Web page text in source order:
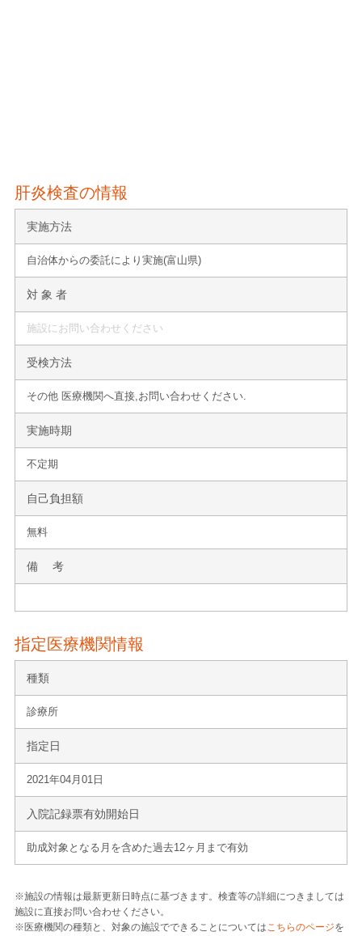
肝炎検査の情報
実施方法
自治体からの委託により実施(富山県)
対 象 者
施設にお問い合わせください
受検方法
その他 医療機関へ直接,お問い合わせください.
実施時期
不定期
自己負担額
無料
備 考
指定医療機関情報
種類
診療所
指定日
2021年04月01日
入院記録票有効開始日
助成対象となる月を含めた過去12ヶ月まで有効
※施設の情報は最新更新日時点に基づきます。検査等の詳細につきましては
施設に直接お問い合わせください。
※医療機関の種類と、対象の施設でできることについてはこちらのページを